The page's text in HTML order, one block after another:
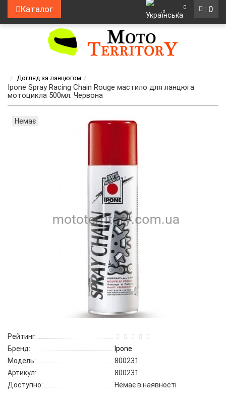
: 0
Каталог 0
Догляд за ланцюгом
Ipone Spray Racing Chain Rouge мастило для ланцюга
мотоцикла 500мл. Червона
Немає
Рейтинг:
Бренд:
Ipone
Модель:
800231
Артикул:
800231
Доступно:
Немає в наявності